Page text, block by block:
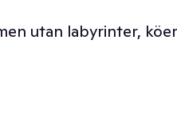
utan labyrinter,